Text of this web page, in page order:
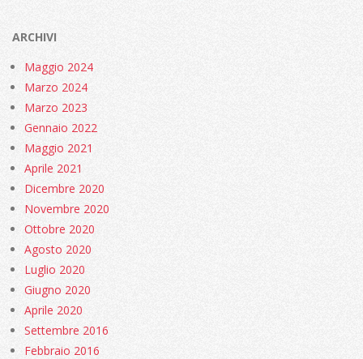
ARCHIVI
Maggio 2024
Marzo 2024
Marzo 2023
Gennaio 2022
Maggio 2021
Aprile 2021
Dicembre 2020
Novembre 2020
Ottobre 2020
Agosto 2020
Luglio 2020
Giugno 2020
Aprile 2020
Settembre 2016
Febbraio 2016